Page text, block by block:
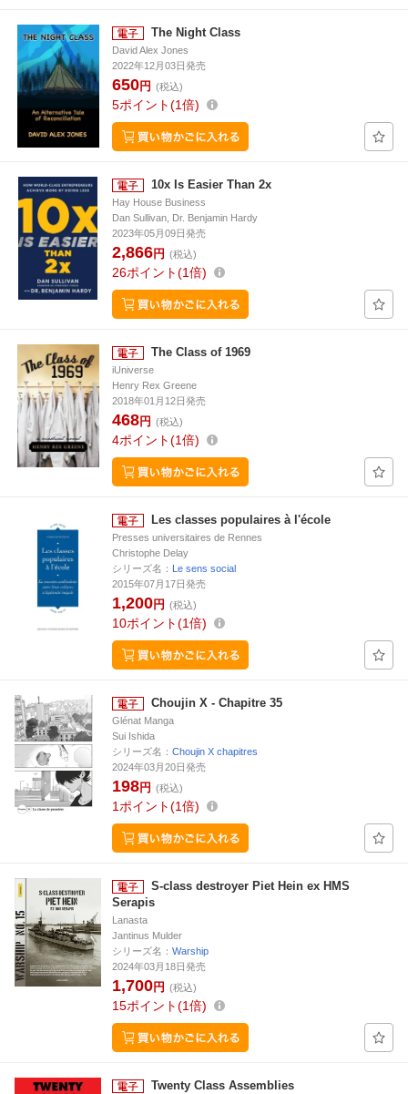
The Night Class
David Alex Jones
2022年12月03日発売
650円 (税込)
5ポイント 1倍
10x Is Easier Than 2x
Hay House Business
Dan Sullivan, Dr. Benjamin Hardy
2023年05月09日発売
2,866円 (税込)
26ポイント 1倍
The Class of 1969
iUniverse
Henry Rex Greene
2018年01月12日発売
468円 (税込)
4ポイント 1倍
Les classes populaires à l'école
Presses universitaires de Rennes
Christophe Delay
シリーズ名： Le sens social
2015年07月17日発売
1,200円 (税込)
10ポイント 1倍
Choujin X - Chapitre 35
Glénat Manga
Sui Ishida
シリーズ名： Choujin X chapitres
2024年03月20日発売
198円 (税込)
1 ポイント 1倍
S-class destroyer Piet Hein ex HMS
Serapis
Lanasta
Jantinus Mulder
シリーズ名： Warship
2024年03月18日発売
1,700円 (税込)
15ポイント 1倍
Twenty Class Assemblies